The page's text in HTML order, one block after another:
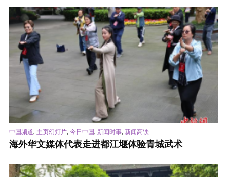
中国频道, 主页幻灯片, 今日中国, 新闻时事, 新闻高铁
海外华文媒体代表走进都江堰体验青城武术